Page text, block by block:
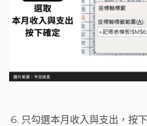
只勾選本月收入與支出，按